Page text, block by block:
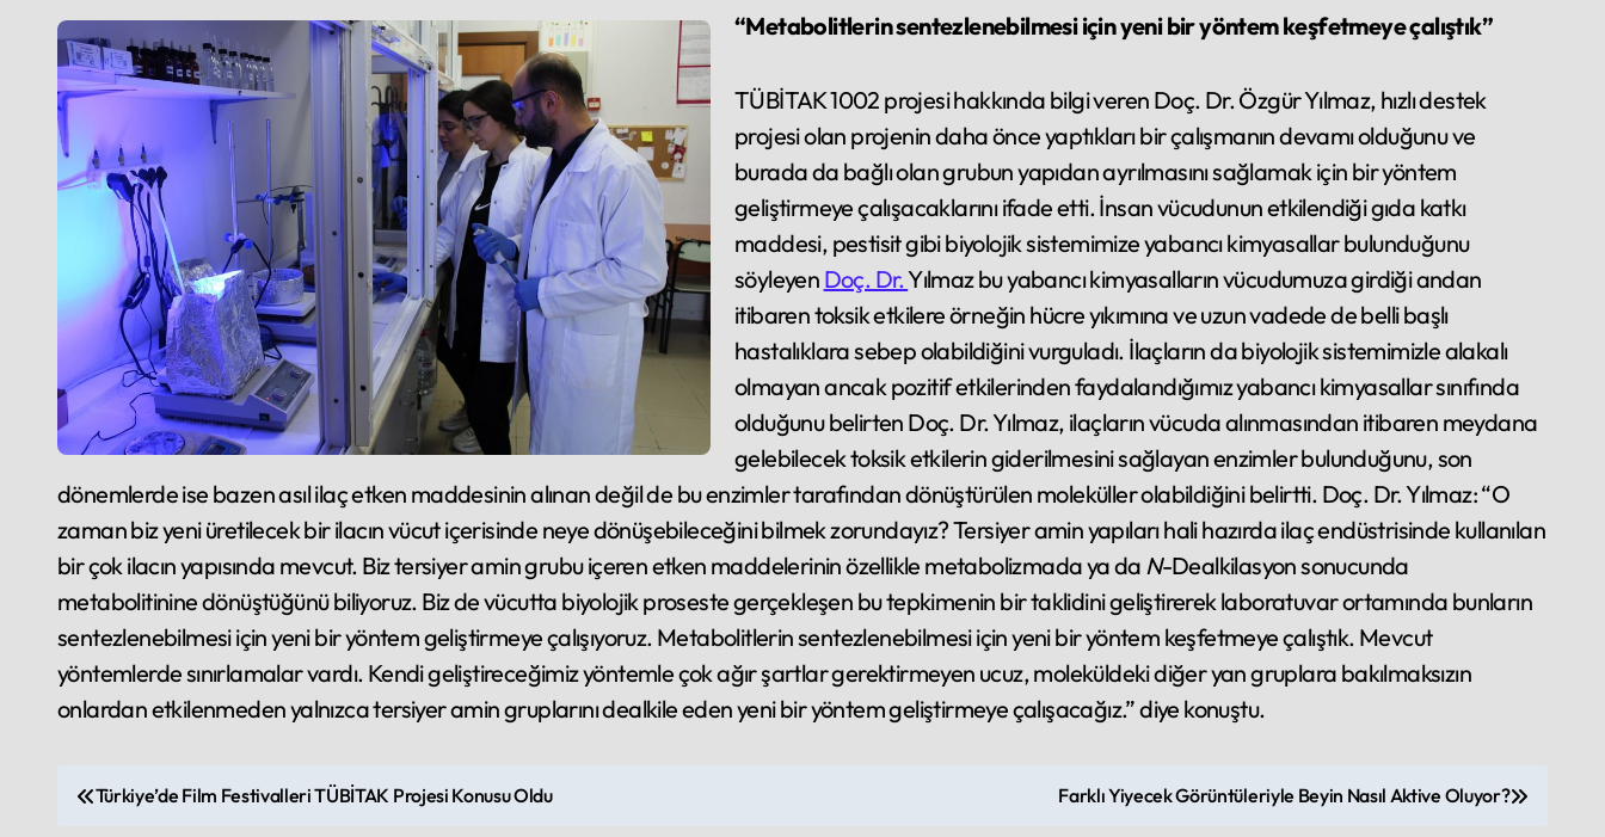
“Metabolitlerin sentezlenebilmesi için yeni bir yöntem keşfetmeye çalıştık”
TÜBİTAK 1002 projesi hakkında bilgi veren Doç. Dr. Özgür Yılmaz, hızlı destek
projesi olan projenin daha önce yaptıkları bir çalışmanın devamı olduğunu ve
burada da bağlı olan grubun yapıdan ayrılmasını sağlamak için bir yöntem
geliştirmeye çalışacaklarını ifade etti. İnsan vücudunun etkilendiği gıda katkı
maddesi, pestisit gibi biyolojik sistemimize yabancı kimyasallar bulunduğunu
söyleyen Doç. Dr.Yılmaz bu yabancı kimyasalların vücudumuza girdiği andan
itibaren toksik etkilere örneğin hücre yıkımına ve uzun vadede de belli başlı
hastalıklara sebep olabildiğini vurguladı. İlaçların da biyolojik sistemimizle alakalı
olmayan ancak pozitif etkilerinden faydalandığımız yabancı kimyasallar sınıfında
olduğunu belirten Doç. Dr. Yılmaz, ilaçların vücuda alınmasından itibaren meydana
gelebilecek toksik etkilerin giderilmesini sağlayan enzimler bulunduğunu, son
dönemlerde ise bazen asıl ilaç etken maddesinin alınan değil de bu enzimler tarafından dönüştürülen moleküller olabildiğini belirtti. Doç. Dr. Yılmaz: “O
zaman biz yeni üretilecek bir ilacın vücut içerisinde neye dönüşebileceğini bilmek zorundayız? Tersiyer amin yapıları hali hazırda ilaç endüstrisinde kullanılan
bir çok ilacın yapısında mevcut. Biz tersiyer amin grubu içeren etken maddelerinin özellikle metabolizmada ya da N-Dealkilasyon sonucunda
metabolitinine dönüştüğünü biliyoruz. Biz de vücutta biyolojik proseste gerçekleşen bu tepkimenin bir taklidini geliştirerek laboratuvar ortamında bunların
sentezlenebilmesi için yeni bir yöntem geliştirmeye çalışıyoruz. Metabolitlerin sentezlenebilmesi için yeni bir yöntem keşfetmeye çalıştık. Mevcut
yöntemlerde sınırlamalar vardı. Kendi geliştireceğimiz yöntemle çok ağır şartlar gerektirmeyen ucuz, moleküldeki diğer yan gruplara bakılmaksızın
onlardan etkilenmeden yalnızca tersiyer amin gruplarını dealkile eden yeni bir yöntem geliştirmeye çalışacağız.” diye konuştu.
P
Türkiye’de Film Festivalleri TÜBİTAK Projesi Konusu Oldu Farklı Yiyecek Görüntüleriyle Beyin Nasıl Aktive Oluyor?